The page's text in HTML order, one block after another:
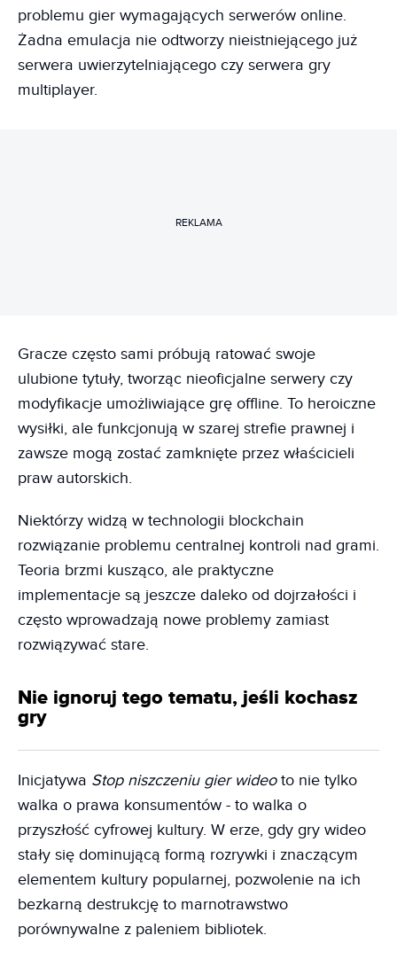
problemu gier wymagających serwerów online.
Żadna emulacja nie odtworzy nieistniejącego już
serwera uwierzytelniającego czy serwera gry
multiplayer.
REKLAMA
Gracze często sami próbują ratować swoje
ulubione tytuły, tworząc nieoficjalne serwery czy
modyfikacje umożliwiające grę offline. To heroiczne
wysiłki, ale funkcjonują w szarej strefie prawnej i
zawsze mogą zostać zamknięte przez właścicieli
praw autorskich.
Niektórzy widzą w technologii blockchain
rozwiązanie problemu centralnej kontroli nad grami.
Teoria brzmi kusząco, ale praktyczne
implementacje są jeszcze daleko od dojrzałości i
często wprowadzają nowe problemy zamiast
rozwiązywać stare.
Nie ignoruj tego tematu, jeśli kochasz
gry
Inicjatywa Stop niszczeniu gier wideoto nie tylko
walka o prawa konsumentów - to walka o
przyszłość cyfrowej kultury. W erze, gdy gry wideo
stały się dominującą formą rozrywki i znaczącym
elementem kultury popularnej, pozwolenie na ich
bezkarną destrukcję to marnotrawstwo
porównywalne z paleniem bibliotek.